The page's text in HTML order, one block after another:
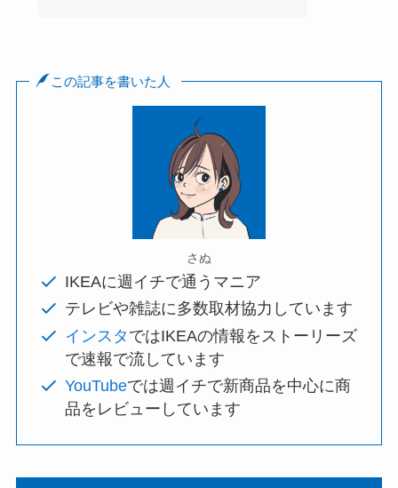
この記事を書いた人
さぬ
IKEAに週イチで通うマニア
テレビや雑誌に多数取材協力しています
インスタ ではIKEAの情報をストーリーズ
で速報で流しています
YouTubeでは週イチで新商品を中心に商
品をレビューしています